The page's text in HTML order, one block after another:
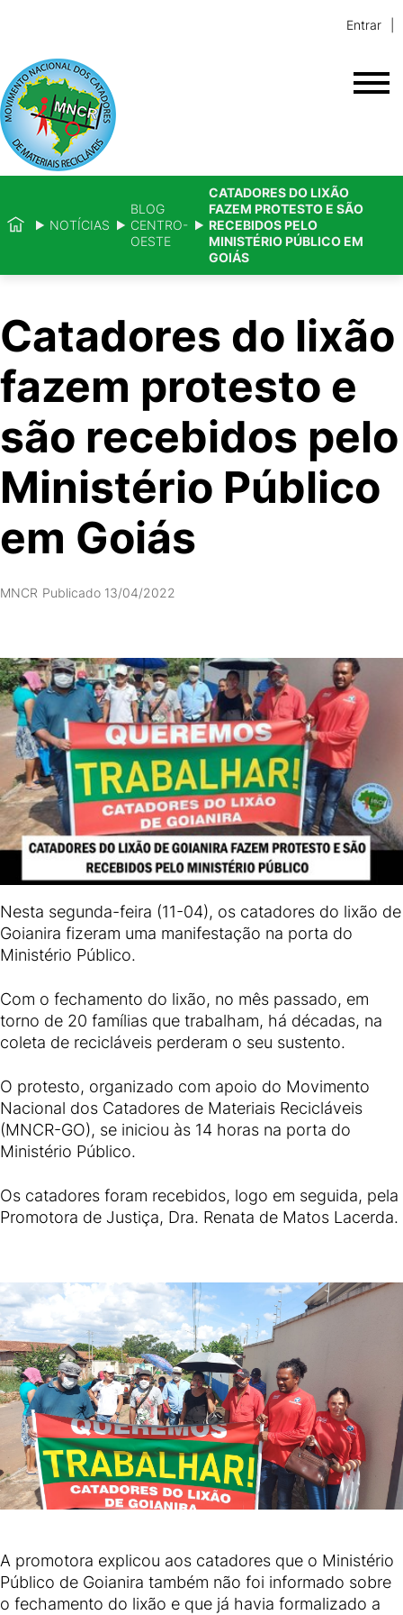
Entrar
NOTÍCIAS
BLOG
CENTRO-
OESTE
CATADORES DO LIXÃO
FAZEM PROTESTO E SÃO
RECEBIDOS PELO
MINISTÉRIO PÚBLICO EM
GOIÁS
Catadores do lixão
fazem protesto e
são recebidos pelo
Ministério Público
em Goiás
MNCR Publicado 13/04/2022
Nesta segunda-feira (11-04), os catadores do lixão de
Goianira fizeram uma manifestação na porta do
Ministério Público.
Com o fechamento do lixão, no mês passado, em
torno de 20 famílias que trabalham, há décadas, na
coleta de recicláveis perderam o seu sustento.
O protesto, organizado com apoio do Movimento
Nacional dos Catadores de Materiais Recicláveis
(MNCR-GO), se iniciou às 14 horas na porta do
Ministério Público.
Os catadores foram recebidos, logo em seguida, pela
Promotora de Justiça, Dra. Renata de Matos Lacerda.
A promotora explicou aos catadores que o Ministério
Público de Goianira também não foi informado sobre
o fechamento do lixão e que já havia formalizado a